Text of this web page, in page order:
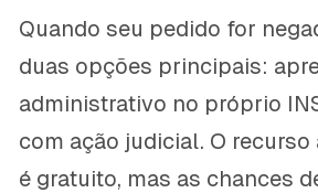
Quando seu pedido for
duas opções principais:
administrativo no próprio
com ação judicial. O
é gratuito, mas as chances